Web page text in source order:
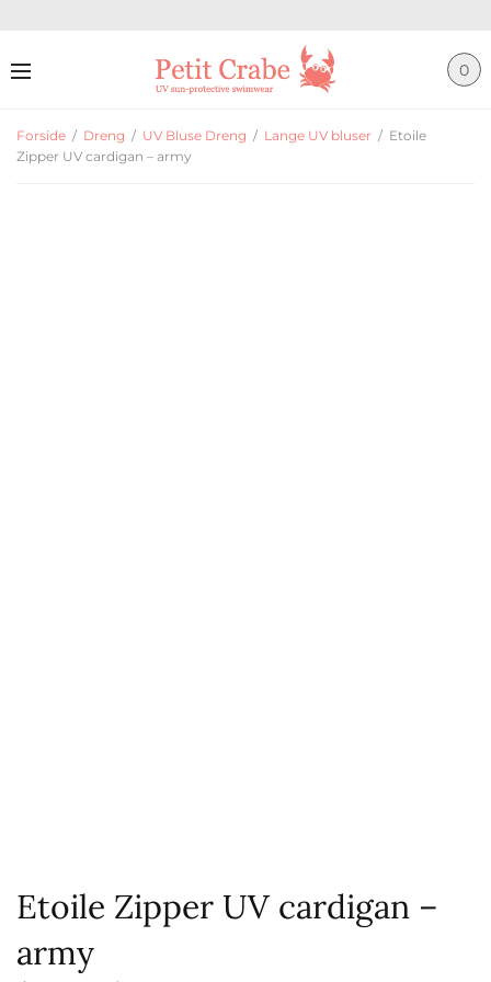
0
Forside / Dreng / UV Bluse Dreng / Lange UV bluser / Etoile
Zipper UV cardigan – army
Etoile Zipper UV cardigan –
army